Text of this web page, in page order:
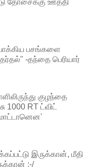
பசங்களை
-தந்தை பெரியார்
குழந்தை
RT ட்விட்
இருக்கான், மீதி
:-/